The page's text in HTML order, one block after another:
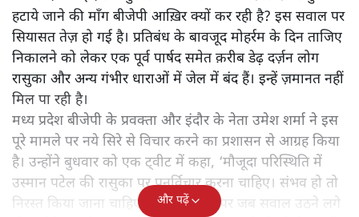
इंदौर में ताजिए निकालने पर रासुका लगवाया गया था लेकिन अब
बीजेपी ही उसे हटवाने की माँग करने लगी है। कोरोना में विधानसभा
उपचुनाव प्रचार में बीजेपी कार्यकर्ता भी एनएसए की जद में आ सकते
हैं।
मध्य प्रदेश के इंदौर में मुसलिम धर्मावलंबियों के ख़िलाफ़ रासुका
हटाये जाने की माँग बीजेपी आख़िर क्यों कर रही है? इस सवाल पर